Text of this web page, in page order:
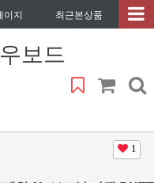
이지 최근본상품
보드
1